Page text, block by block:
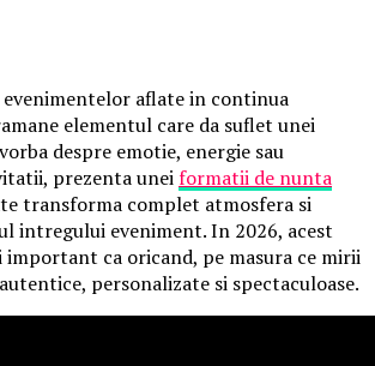
aflate in continua
elementul care da suflet unei
despre emotie, energie sau
prezenta uneiformatii de nunta
transforma complet atmosfera si
intregului eveniment. In 2026, acest
important ca oricand, pe masura ce mirii
personalizate si spectaculoase.